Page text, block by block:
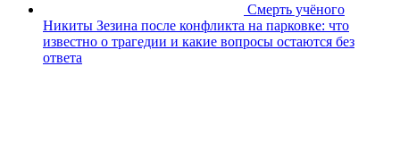
Смерть учёного
Никиты Зезина после конфликта на парковке: что
известно о трагедии и какие вопросы остаются без
ответа